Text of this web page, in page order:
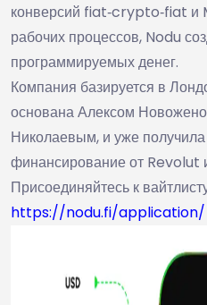
конверсий fiat‑crypto‑fiat и
рабочих процессов, Nodu
программируемых денег.
Компания базируется в
основана Алексом
Николаевым, и уже
финансирование от
Присоединяйтесь к
https://nodu.fi/application/